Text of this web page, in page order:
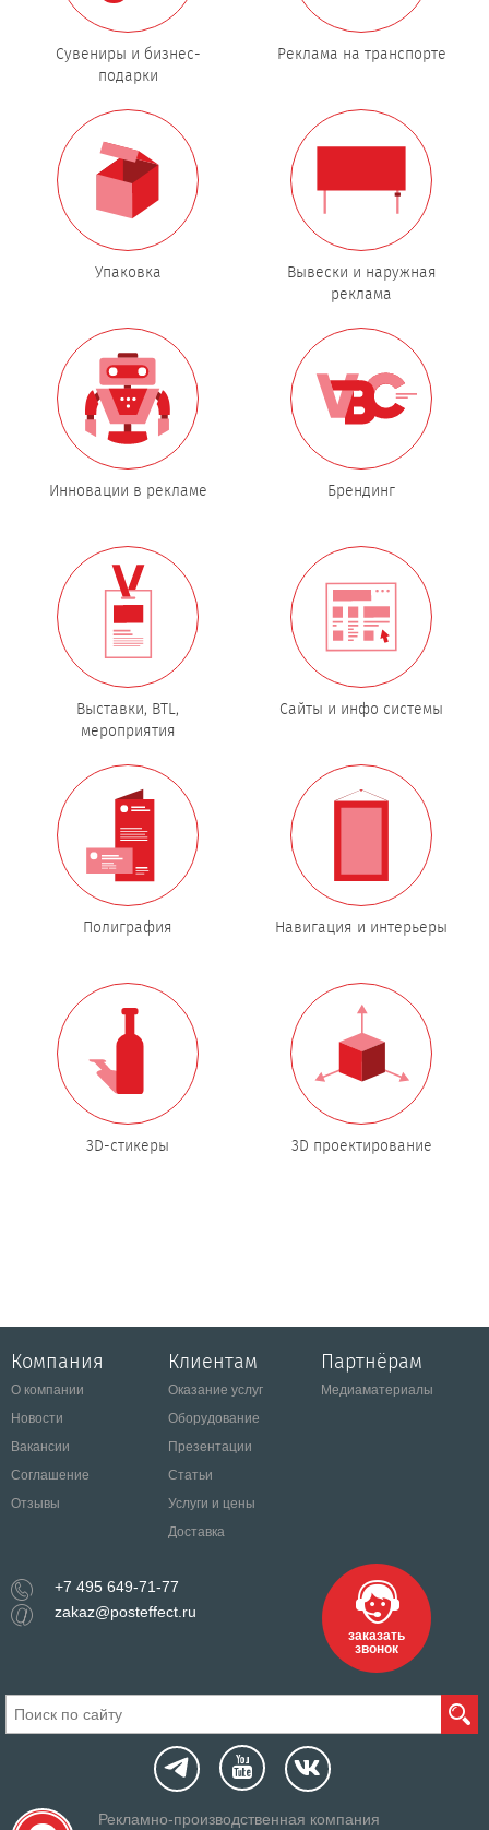
Сувениры и бизнес-
подарки
Реклама на транспорте
Упаковка
Вывески и наружная
реклама
Инновации в рекламе Брендинг
Выставки, BTL,
мероприятия
Сайты и инфо системы
Полиграфия Навигация и интерьеры
3D-стикеры 3D проектирование
Компания
О компании
Новости
Вакансии
Соглашение
Отзывы
Клиентам
Оказание услуг
Оборудование
Презентации
Статьи
Услуги и цены
Доставка
Партнёрам
Медиаматериалы
+7 495 649-71-77
zakaz@posteffect.ru
заказать
звонок
Рекламно-производственная компания